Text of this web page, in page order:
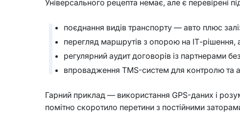
Універсального рецепта немає, але є перевірені
поєднання видів транспорту — авто плюс
перегляд маршрутів з опорою на ІТ-рішення,
регулярний аудит договорів із партнерами
впровадження TMS-систем для контролю та
Гарний приклад — використання GPS-даних і
помітно скоротило перетини з постійними